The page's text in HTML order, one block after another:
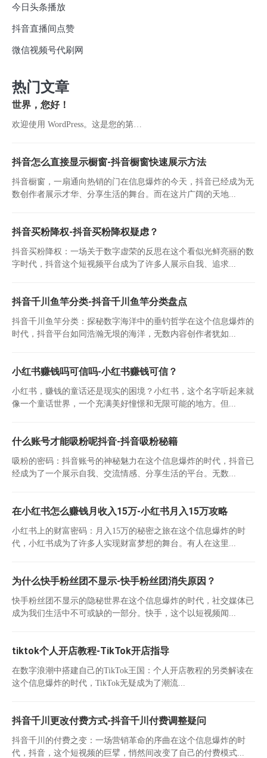
今日头条播放
抖音直播间点赞
微信视频号代刷网
热门文章
世界，您好！
欢迎使用 WordPress。这是您的第…
抖音怎么直接显示橱窗-抖音橱窗快速展示方法
抖音橱窗，一扇通向热销的门在信息爆炸的今天，抖音已经成为无
数创作者展示才华、分享生活的舞台。而在这片广阔的天地...
抖音买粉降权-抖音买粉降权疑虑？
抖音买粉降权：一场关于数字虚荣的反思在这个看似光鲜亮丽的数
字时代，抖音这个短视频平台成为了许多人展示自我、追求...
抖音千川鱼竿分类-抖音千川鱼竿分类盘点
抖音千川鱼竿分类：探秘数字海洋中的垂钓哲学在这个信息爆炸的
时代，抖音平台如同浩瀚无垠的海洋，无数内容创作者犹如...
小红书赚钱吗可信吗-小红书赚钱可信？
小红书，赚钱的童话还是现实的困境？小红书，这个名字听起来就
像一个童话世界，一个充满美好憧憬和无限可能的地方。但...
什么账号才能吸粉呢抖音-抖音吸粉秘籍
吸粉的密码：抖音账号的神秘魅力在这个信息爆炸的时代，抖音已
经成为了一个展示自我、交流情感、分享生活的平台。无数...
在小红书怎么赚钱月收入15万-小红书月入15万攻略
小红书上的财富密码：月入15万的秘密之旅在这个信息爆炸的时
代，小红书成为了许多人实现财富梦想的舞台。有人在这里...
为什么快手粉丝团不显示-快手粉丝团消失原因？
快手粉丝团不显示的隐秘世界在这个信息爆炸的时代，社交媒体已
成为我们生活中不可或缺的一部分。快手，这个以短视频闻...
tiktok个人开店教程-TikTok开店指导
在数字浪潮中搭建自己的TikTok王国：个人开店教程的另类解读在
这个信息爆炸的时代，TikTok无疑成为了潮流...
抖音千川更改付费方式-抖音千川付费调整疑问
抖音千川的付费之变：一场营销革命的序曲在这个信息爆炸的时
代，抖音，这个短视频的巨擘，悄然间改变了自己的付费模式...